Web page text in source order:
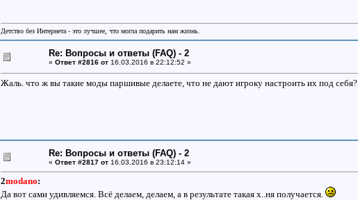
Детство без Интернета - это лучшее, что могла подарить нам жизнь.
Re: Вопросы и ответы (FAQ) - 2
« Ответ #2816 от 16.03.2016 в 22:12:52 »
Жаль. что ж вы такие моды паршивые делаете, что не дают игроку настроить их под себя?
Re: Вопросы и ответы (FAQ) - 2
« Ответ #2817 от 16.03.2016 в 23:12:14 »
2modano:
Да вот сами удивляемся. Всё делаем, делаем, а в результате такая х..ня получается.